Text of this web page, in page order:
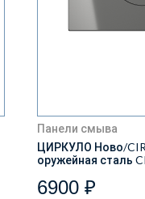
Панели смыва
ЦИРКУЛО Ново/
оружейная сталь
6900 ₽